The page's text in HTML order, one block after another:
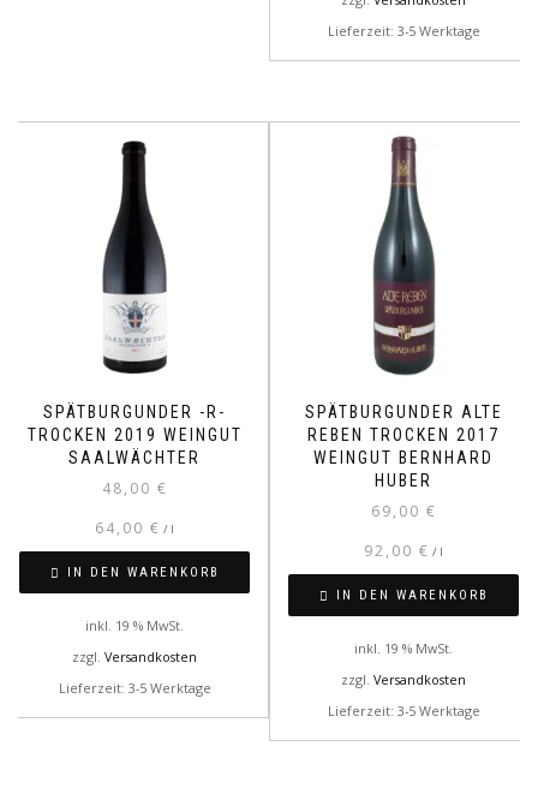
Lieferzeit: 3-5 Werktage
SPÄTBURGUNDER -R-
TROCKEN 2019 WEINGUT
SAALWÄCHTER
48,00 €
64,00 € / l
IN DEN WARENKORB
inkl. 19 % MwSt.
zzgl. Versandkosten
Lieferzeit: 3-5 Werktage
SPÄTBURGUNDER ALTE
REBEN TROCKEN 2017
WEINGUT BERNHARD
HUBER
69,00 €
92,00 € / l
IN DEN WARENKORB
inkl. 19 % MwSt.
zzgl. Versandkosten
Lieferzeit: 3-5 Werktage